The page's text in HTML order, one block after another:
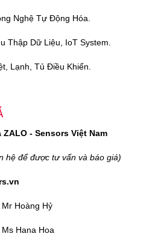
Nghệ Tự Động Hóa.
Thập Dữ Liệu, IoT System.
Lạnh, Tủ Điều Khiển.
- Sensors Việt Nam
hệ để được tư vấn và báo giá)
Mr Hoàng Hỷ
Ms Hana Hoa